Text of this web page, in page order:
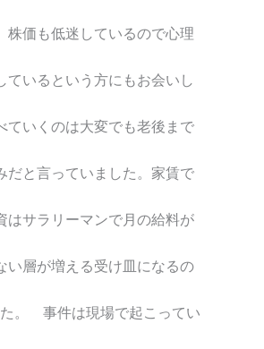
株価も低迷しているので心理
ているという方にもお会いし
ていくのは大変でも老後まで
だと言っていました。家賃で
はサラリーマンで月の給料が
い層が増える受け皿になるの
。 事件は現場で起こってい